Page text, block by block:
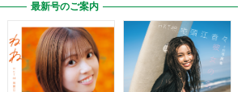
最新号のご案内